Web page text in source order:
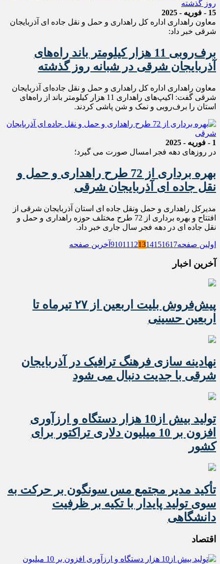
15 - فوریه - 2025
معاون راهداری اداره کل راهداری و حمل و نقل جاده ای آذربایجان
شرقی خبر داد:
برف‌روبی 11 هزار کيلومتر باند راه‌های
آذربايجان شرقی در شبانه روز گذشته
معاون راهداری اداره کل راهداری و حمل و نقل جاده‌ای آذربایجان
شرقی گفت: اکیپ‌های راهداری 11 هزار کیلومتر باند از راه‌های
استان را برف‌روبی و نمک و شن پاشی کردند.
1 - فوریه - 2025
در روزهای دهه فجر امسال صورت می گیرد؛
بهره برداری از 72 طرح راهداری و حمل و
نقل جاده ای آذربايجان شرقی
مدیرکل راهداری و حمل ونقل جاده ای استان آذربایجان شرقی از
افتتاح و بهره برداری از 72 طرح مختلف حوزه راهداری و حمل و
نقل جاده ای در دهه فجر سال جاری خبر داد.
اولین صفحه 91011 121314151617 آخرین صفحه
آخرین اخبار
پیش‌فروش بلیت اربعین از ۲۷ تیرماه تا
اربعین حسینی
نهادینه سازی فرهنگ ترافیک در آذربایجان
شرقی با جدیت دنبال می شود
تولید بیش از10 هزار دستگاه و ارزآوری
افزون بر 10 میلیون دلاری تراکتور برای
کشور
تأکید مدیر مجتمع مس سونگون بر حرکت به
سوی تولید پایدار با تکیه بر ظرفیت
دانشگاهی
اقتصاد